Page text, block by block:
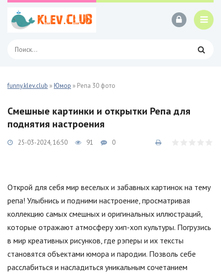
funny.klev.club »Юмор » Репа 30 фото
Смешные картинки и открытки Репа для
поднятия настроения
25-03-2024, 16:50 91 0
Открой для себя мир веселых и забавных картинок на тему
репа! Улыбнись и подними настроение, просматривая
коллекцию самых смешных и оригинальных иллюстраций,
которые отражают атмосферу хип-хоп культуры. Погрузись
в мир креативных рисунков, где рэперы и их тексты
становятся объектами юмора и пародии. Позволь себе
расслабиться и насладиться уникальным сочетанием